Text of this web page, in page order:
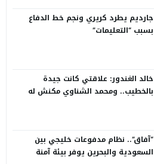
جارديم يطرد كريري ونجم خط الدفاع
بسبب “التعليمات”
خالد الغندور: علاقتي كانت جيدة
بالخطيب.. ومحمد الشناوي مكنش له
“آفاق”.. نظام مدفوعات خليجي بين
السعودية والبحرين يوفر بيئة آمنة